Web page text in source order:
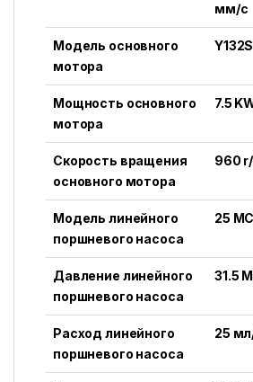
мм/с
Модель основного
мотора
Мощность основного
мотора
7.5
Скорость вращения
основного мотора
960
Модель линейного
поршневого насоса
25
Давление линейного
поршневого насоса
31.5
Расход линейного
поршневого насоса
25